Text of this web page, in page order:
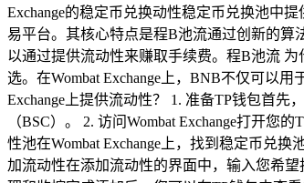
Exchange的稳定币兑换动性稳定币兑换池中
易平台。其核心特点是程B池流通过创新的
以通过提供流动性来赚取手续费。程B池流
选。在Wombat Exchange上，BNB不仅可以
Exchange上提供流动性？ 1. 准备TP钱包首
（BSC）。 2. 访问Wombat Exchange打开
性池在Wombat Exchange上，找到稳定币兑
加流动性在添加流动性的界面中，输入您希